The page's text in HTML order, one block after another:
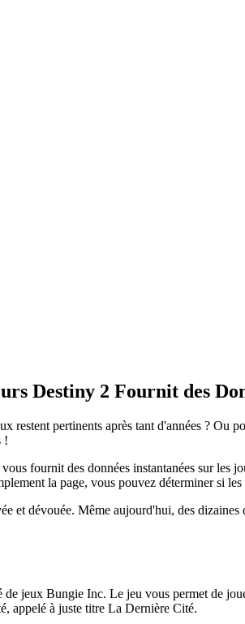
Destiny 2 Fournit des
restent pertinents après tant d'années ?
!
fournit des données instantanées sur les
la page, vous pouvez déterminer si
et dévouée. Même aujourd'hui, des
jeux Bungie Inc. Le jeu vous permet de
appelé à juste titre La Dernière Cité.